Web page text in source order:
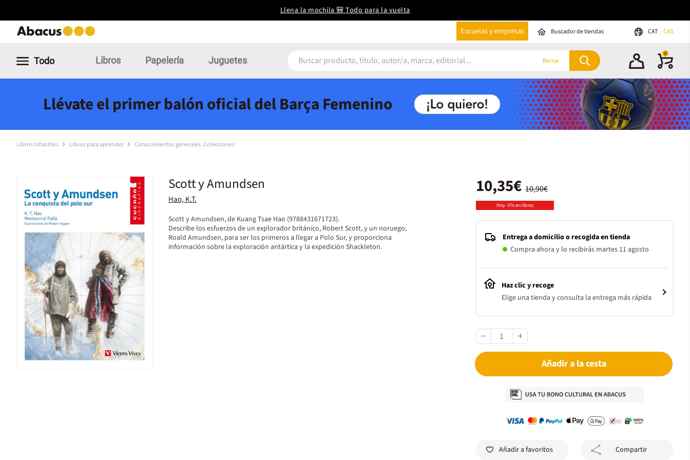
Llena la mochila 🎒 Todo para la vuelta
Escuelas y empresas Buscador de tiendas CAT CAS
Todo Libros Papelería Juguetes Borrar
0
Llévate el primer balón oficial del Barça Femenino
Libros Infantiles Libros para aprender Conocimientos generales. Colecciones
Scott y Amundsen
Hao, K.T.
Scott y Amundsen, de Kuang Tsae Hao (9788431671723).
Describe los esfuerzos de un explorador británico, Robert Scott, y un noruego,
Roald Amundsen, para ser los primeros a llegar a Polo Sur, y proporciona
información sobre la exploración antártica y la expedición Shackleton.
10,90€
10,35€
Hoy -5% en libros
Entrega a domicilio o recogida en tienda
Compra ahora y lo recibirás martes 11 agosto
Haz clic y recoge
Elige una tienda y consulta la entrega más rápida
Añadir a la cesta
Añadir a favoritos Compartir